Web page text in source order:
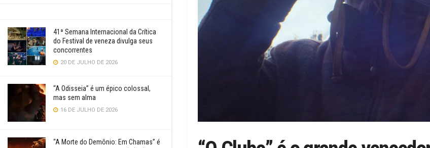
41ª Semana Internacional da Crítica
do Festival de veneza divulga seus
concorrentes
20 DE JULHO DE 2026
“A Odisseia” é um épico colossal,
mas sem alma
16 DE JULHO DE 2026
“A Morte do Demônio: Em Chamas” é